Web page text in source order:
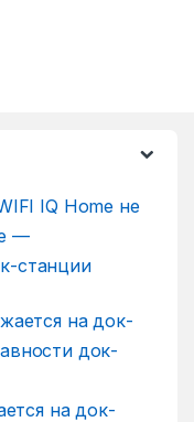
IQ Home не
—
станции
на док-